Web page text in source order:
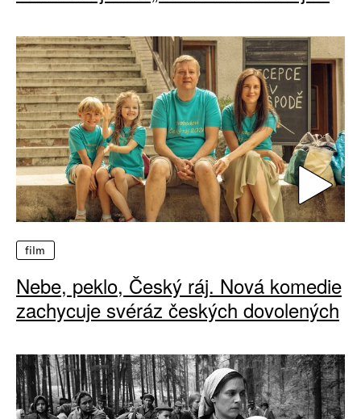
film
Nebe, peklo, Český ráj. Nová komedie
zachycuje svéráz českých dovolených